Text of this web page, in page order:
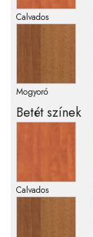
Calvados
Mogyoró
Betét színek
Calvados